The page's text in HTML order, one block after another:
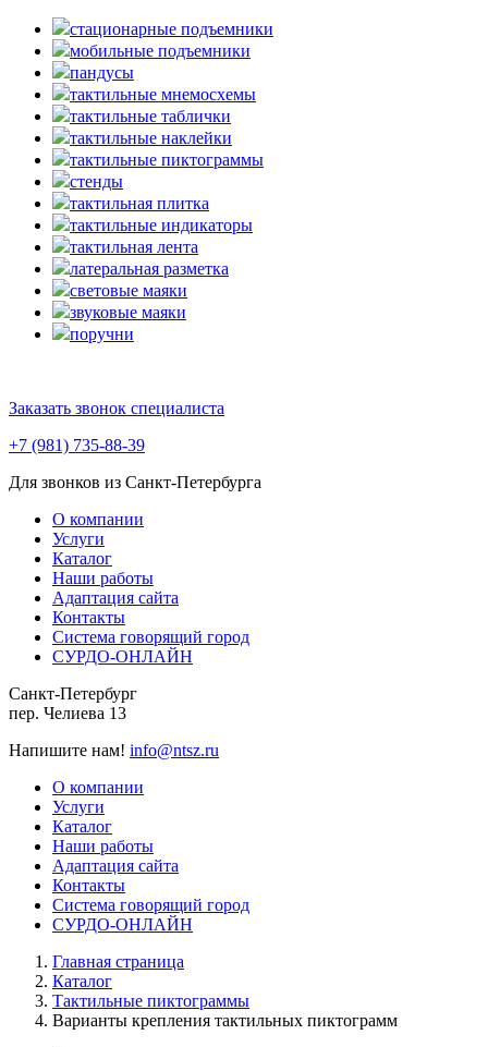
стационарные подъемники
мобильные подъемники
пандусы
тактильные мнемосхемы
тактильные таблички
тактильные наклейки
тактильные пиктограммы
стенды
тактильная плитка
тактильные индикаторы
тактильная лента
латеральная разметка
световые маяки
звуковые маяки
поручни
Заказать звонок специалиста
+7 (981) 735-88-39
Для звонков из Санкт-Петербурга
О компании
Услуги
Каталог
Наши работы
Адаптация сайта
Контакты
Система говорящий город
СУРДО-ОНЛАЙН
Санкт-Петербург
пер. Челиева 13
Напишите нам! info@ntsz.ru
О компании
Услуги
Каталог
Наши работы
Адаптация сайта
Контакты
Система говорящий город
СУРДО-ОНЛАЙН
Главная страница
Каталог
Тактильные пиктограммы
Варианты крепления тактильных пиктограмм